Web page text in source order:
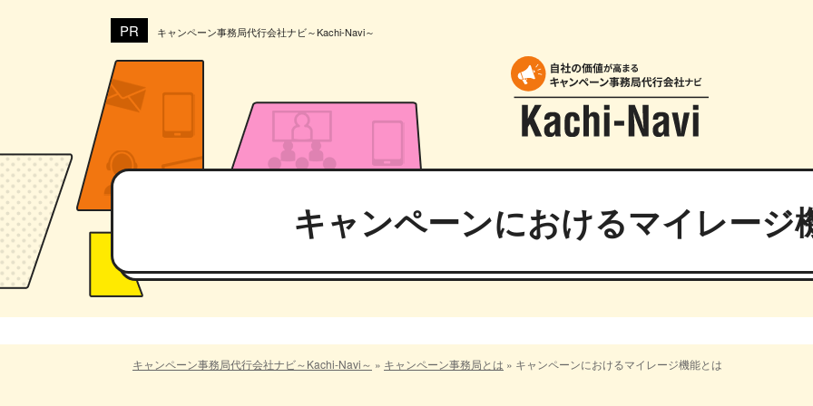
キャンペーン事務局代行会社ナビ～Kachi-Navi～
キャンペーンにおけるマイレージ
キャンペーン事務局代行会社ナビ～Kachi-Navi～ » キャンペーン事務局とは » キャンペーンにおけるマイレージ機能とは